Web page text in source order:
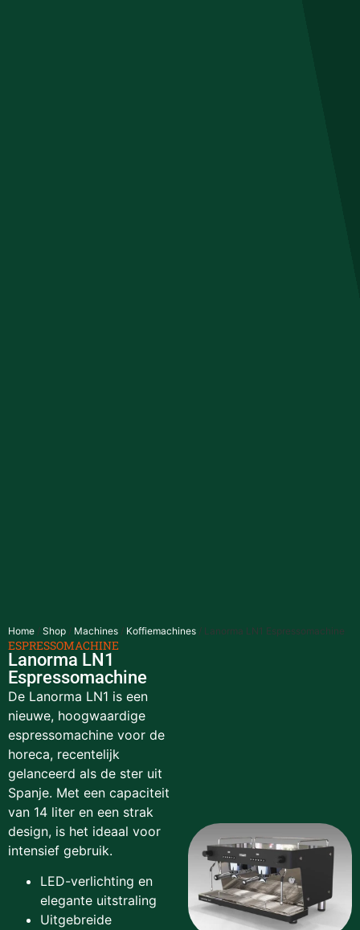
Home / Shop / Machines / Koffiemachines / Lanorma LN1 Espressomachine
ESPRESSOMACHINE
Lanorma LN1
Espressomachine
De Lanorma LN1 is een
nieuwe, hoogwaardige
espressomachine voor de
horeca, recentelijk
gelanceerd als de ster uit
Spanje. Met een capaciteit
van 14 liter en een strak
design, is het ideaal voor
intensief gebruik.
LED-verlichting en
elegante uitstraling
Uitgebreide